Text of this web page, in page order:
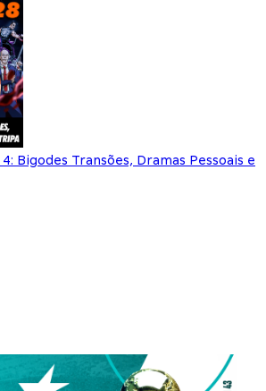
Bigodes Transões, Dramas Pessoais e